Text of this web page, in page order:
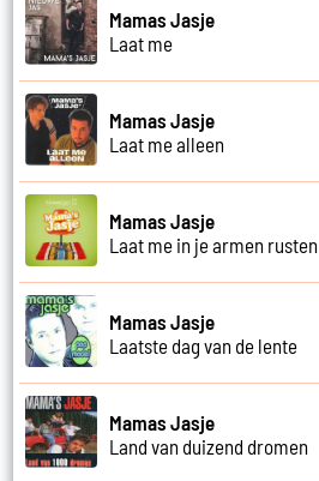
Mamas Jasje
Laat me
Mamas Jasje
Laat me alleen
Mamas Jasje
Laat me in je armen rusten
Mamas Jasje
Laatste dag van de lente
Mamas Jasje
Land van duizend dromen